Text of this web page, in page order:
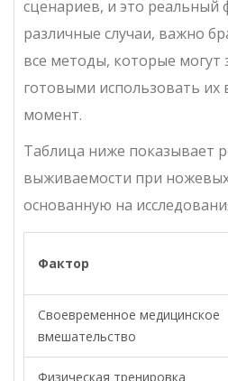
сценариев, и это реальный
различные случаи, важно
все методы, которые могут
готовыми использовать их
момент.
Таблица ниже показывает
выживаемости при
основанную на
Фактор
Своевременное медицинское
вмешательство
Физическая тренировка